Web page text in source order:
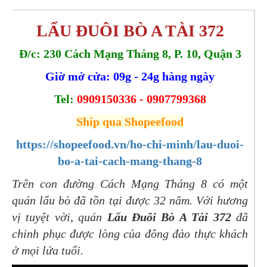
LẨU ĐUÔI BÒ A TÀI 372
Đ/c: 230 Cách Mạng Tháng 8, P. 10, Quận 3
Giờ mở cửa: 09g - 24g hàng ngày
Tel: 0909150336 - 0907799368
Ship qua Shopeefood
https://shopeefood.vn/ho-chi-minh/lau-duoi-
bo-a-tai-cach-mang-thang-8
Trên con đường Cách Mạng Tháng 8 có một
quán lẩu bò đã tồn tại được 32 năm. Với hương
vị tuyệt vời, quán Lẩu Đuôi Bò A Tài 372đã
chinh phục được lòng của đông đảo thực khách
ở mọi lứa tuổi.